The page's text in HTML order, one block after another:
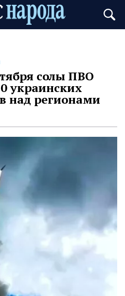
солы ПВО
украинских
над регионами